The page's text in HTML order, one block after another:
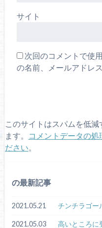
サイト
次回のコメントで使
の名前、メールアドレ
このサイトはスパムを低
ます。
コメントデータの処
ださい
の最新記事
2021.05.21 チンチラゴー
2021.05.03 高いところに